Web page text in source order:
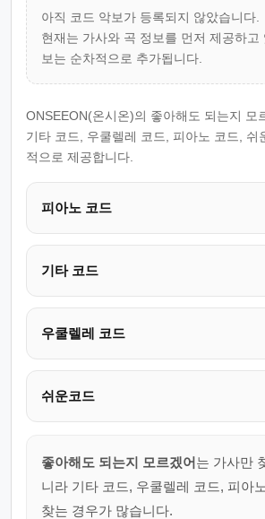
아직 코드 악보가 등록되지 않았습니다.
현재는 가사와 곡 정보를 먼저 제공하고
보는 순차적으로 추가됩니다.
ONSEEON(온시온)의 좋아해도 되는지 모
기타 코드, 우쿨렐레 코드, 피아노 코드, 쉬
적으로 제공합니다.
피아노 코드
기타 코드
우쿨렐레 코드
쉬운코드
좋아해도 되는지 모르겠어는 가사만
니라 기타 코드, 우쿨렐레 코드, 피아
찾는 경우가 많습니다.